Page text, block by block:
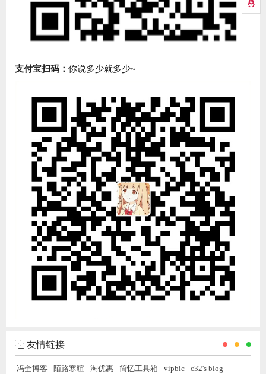
支付宝扫码： 你说多少就多少~
友情链接
冯奎博客 陌路寒暄 淘优惠 简忆工具箱 vipbic
c32's blog